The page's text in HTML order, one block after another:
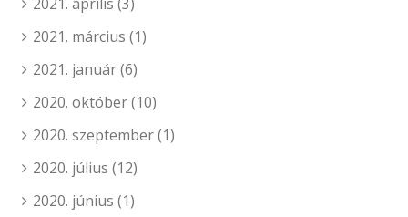
2021. március (1)
2021. január(6)
2020. október(10)
2020. szeptember(1)
2020. július (12)
2020. június (1)